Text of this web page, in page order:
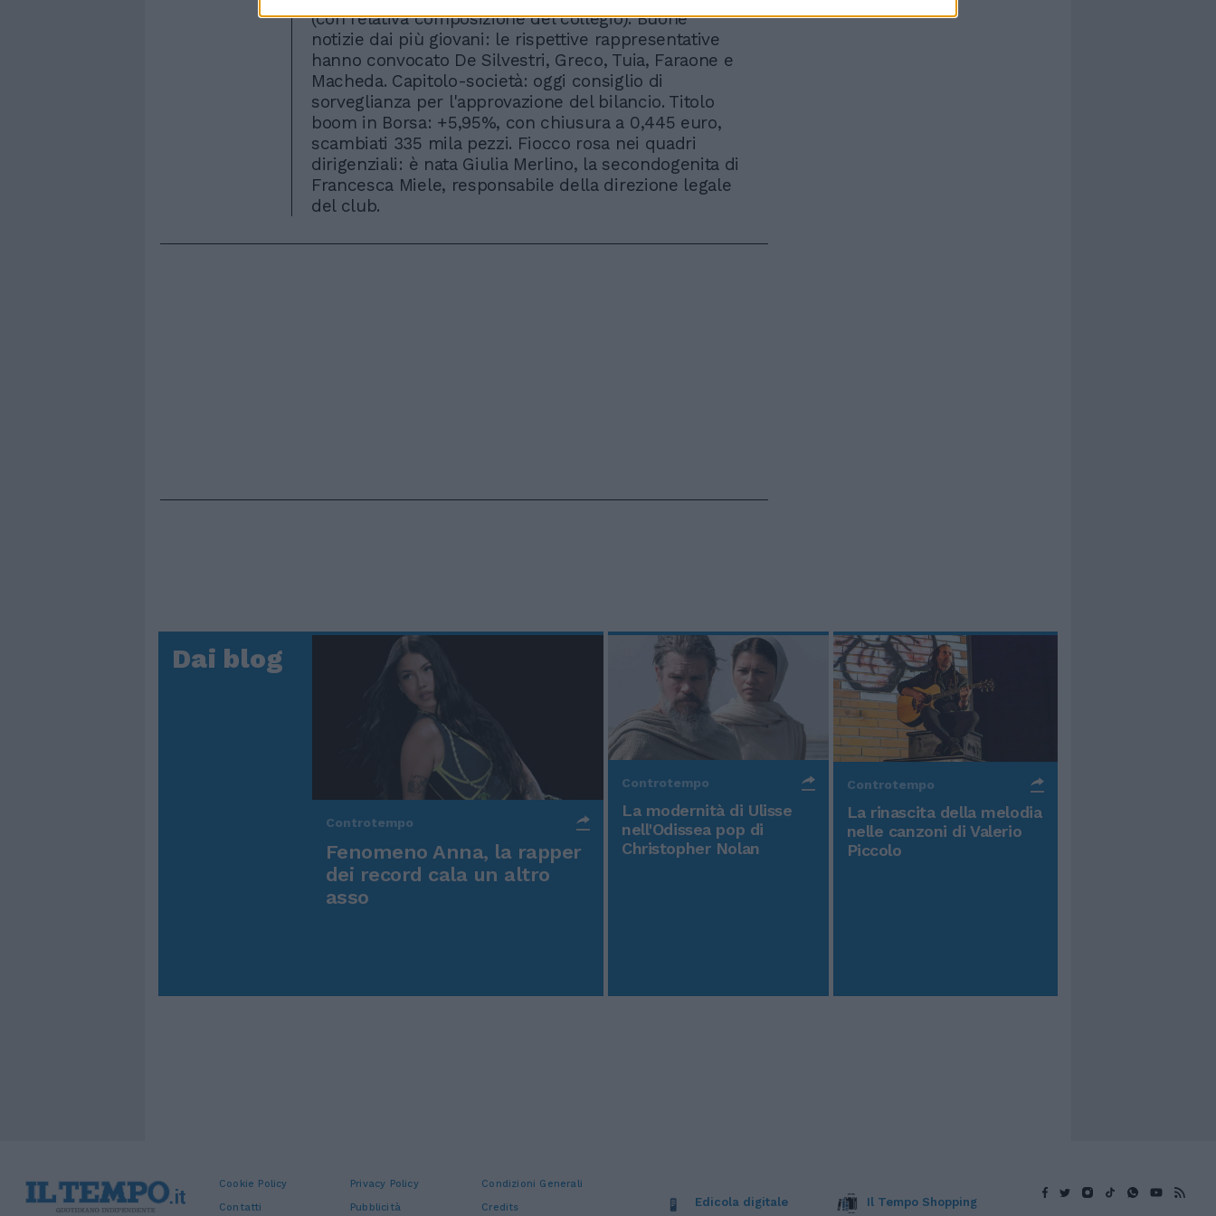
(con relativa composizione del collegio). Buone
notizie dai più giovani: le rispettive rappresentative
hanno convocato De Silvestri, Greco, Tuia, Faraone e
Macheda. Capitolo-società: oggi consiglio di
sorveglianza per l'approvazione del bilancio. Titolo
boom in Borsa: +5,95%, con chiusura a 0,445 euro,
scambiati 335 mila pezzi. Fiocco rosa nei quadri
dirigenziali: è nata Giulia Merlino, la secondogenita di
Francesca Miele, responsabile della direzione legale
del club.
Dai blog
Controtempo
Fenomeno Anna, la rapper
dei record cala un altro
asso
Controtempo
La modernità di Ulisse
nell'Odissea pop di
Christopher Nolan
Controtempo
La rinascita della melodia
nelle canzoni di Valerio
Piccolo
Cookie Policy Privacy Policy
Condizioni Generali
Contatti
Pubblicità Credits Edicola digitale Il Tempo Shopping